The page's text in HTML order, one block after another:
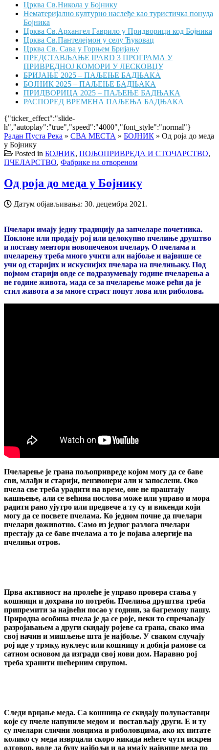
Црква Св.Никола у Бојнику
Нематеријално културно наслеђе као туристичка понуда
Бојника
Црква Св.Архангел Гаврило у Придворици код Бојника
Црква Св.Пантелејмон у селу Ћуковац
Црква Св. Сава у Горњем Бријању
ПРЕДСТАВЉАЊЕ IPARD 3 ПРОГРАМА У
ПРИВРЕДНОЈ КОМОРИ У ЛЕСКОВЦУ
БРИЈАЊЕ 2025 – ПАЉЕЊЕ БАДЊАКА
БОЈНИК 2025 – ПАЉЕЊЕ БАДЊАКА
ПРИДВОРИЦА 2025 – ПАЉЕЊЕ БАДЊАКА
РАСПОРЕД ВРЕМЕНА ПАЉЕЊА БАДЊАКА
{"ticker_effect":"slide-
h","autoplay":"true","speed":"4000","font_style":"normal"}
Радан Пуста Река » СВА МЕСТА » БОЈНИК » Од роја до меда
у Бојнику
Posted in БОЈНИК, ПОЉОПРИВРЕДА И СТОЧАРСТВО,
ПЧЕЛАРСТВО, Фабрике на отвореном
Од роја до меда у Бојнику
Датум објављивања: 30. децембра 2021.
Пчелари имају једну традицију да запчеларе почетника.
Поклоне или продају рој или целокупно пчелиње друштво
и постану ментори новопеченом пчелару. О пчелама и
пчеларењу треба много учити али најбоље и највише се
учи од старијих и искуснијих пчелара на пчелињаку. Под
појмом старији овде се подразумевају године пчеларења а
не године живота, мада се за пчеларење може рећи да је
стил живота а за многе страст попут лова или риболова.
Пчеларење је грана пољопривреде којом могу да се баве
сви, млађи и старији, пензионери али и запослени. Око
пчела све треба урадити на време, оне не праштају
кашњење, али се већина послова може или управо и мора
радити рано ујутро или предвече а ту су и викенди који
могу да се посвете пчелама. Ко једном почне да пчелари
пчелари доживотно. Само из једног разлога пчелари
престају да се баве пчелама а то је појава алергије на
пчелињи отров.
Прва активност на пролеће је управо провера стања у
кошници и дохрана по потреби. Пчелиња друштва треба
припремити за највећи посао у години, за багремову пашу.
Природна особина пчела је да се роје, неки то спречавају
разројавањем а други скидају ројеве са грана, свако има
свој начин и мишљење шта је најбоље. У сваком случају
рој иде у трмку, нуклеус или кошницу и добија рамове са
сатном основом да изгради свој нови дом. Наравно рој
треба хранити шећерним сирупом.
Следи врцање меда. Са кошница се скидају полунаставци
које су пчеле напуниле медом и постављају други. Е и ту
су пчелари слични ловцима и риболовцима, ако их питате
колико су меда изврцали скоро никада нећете чути искрен
одговор, воле да буду најбољи и да имају највише меда по